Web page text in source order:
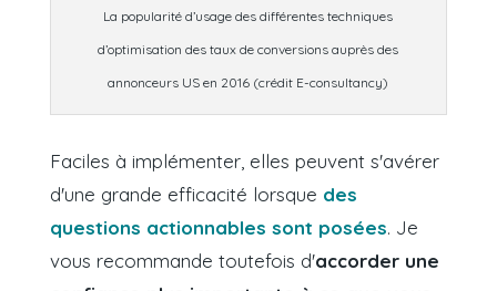
La popularité d’usage des différentes techniques
d’optimisation des taux de conversions auprès des
annonceurs US en 2016 (crédit E-consultancy)
Faciles à implémenter, elles peuvent s'avérer
d'une grande efficacité lorsque des
questions actionnables sont posées. Je
vous recommande toutefois d'accorder une